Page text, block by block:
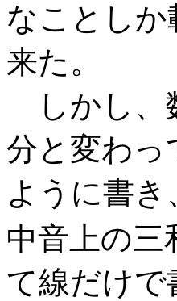
なことし
来た。
しかし、
分と変わ
ように書
中音上の三
て線だけで